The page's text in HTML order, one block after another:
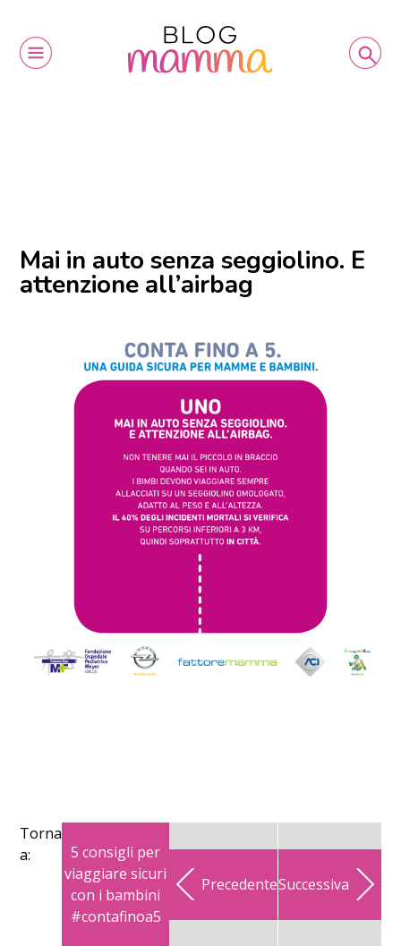
Mai in auto senza seggiolino. E
attenzione all’airbag
Torna
a:
5 consigli per
viaggiare sicuri
con i bambini
#contafinoa5
PrecedenteSuccessiva